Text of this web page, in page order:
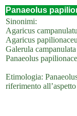
Panaeolus
Sinonimi:
Agaricus
Agaricus
Galerula
Panaeolus
Etimologia:
riferimento